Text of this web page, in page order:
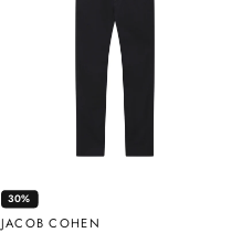
30%
JACOB COHEN